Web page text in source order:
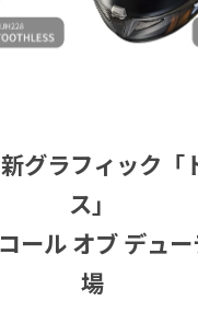
グラフィック「
ス」
ール オブ デュ
場